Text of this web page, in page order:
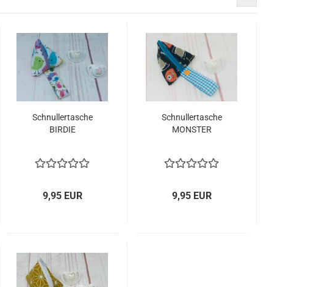
Schnullertasche
BIRDIE
9,95 EUR
Schnullertasche
MONSTER
9,95 EUR